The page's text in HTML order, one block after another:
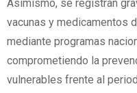
Asimismo, se registran
vacunas y medicamentos
mediante programas
comprometiendo la
vulnerables frente al